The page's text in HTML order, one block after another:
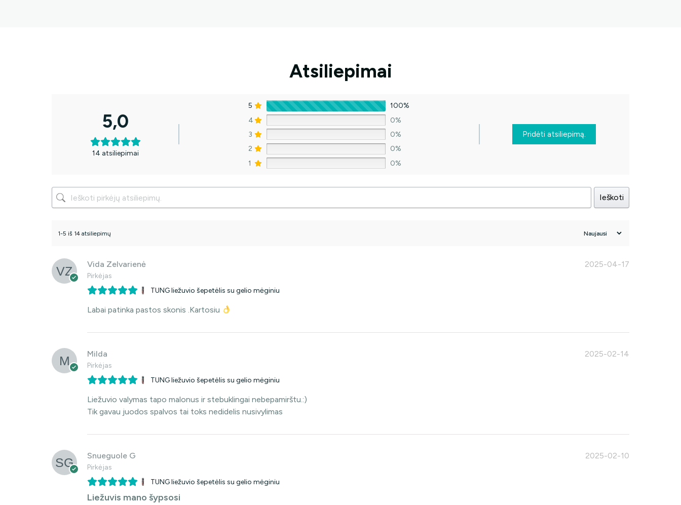
Atsiliepimai
5,0
14 atsiliepimai
5
100%
4
0%
3
0%
2
0%
1
0%
Pridėti atsiliepimą.
Ieškoti
1-5 iš 14 atsiliepimų
Vida Zelvarienė
Pirkėjas
2025-04-17
TUNG liežuvio šepetėlis su gelio mėginiu
Labai patinka pastos skonis .Kartosiu
Milda
Pirkėjas
2025-02-14
TUNG liežuvio šepetėlis su gelio mėginiu
Liežuvio valymas tapo malonus ir stebuklingai nebepamirštu.:)
Tik gavau juodos spalvos tai toks nedidelis nusivylimas
Snueguole G
Pirkėjas
2025-02-10
TUNG liežuvio šepetėlis su gelio mėginiu
Liežuvis mano šypsosi